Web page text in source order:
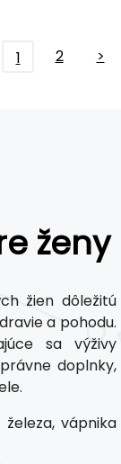
1 2 >
ženy
žien dôležitú
a pohodu.
sa výživy
doplnky,
vápnika